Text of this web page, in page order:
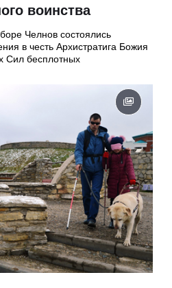
воинства
Челнов состоялись
в честь Архистратига Божия
Сил бесплотных